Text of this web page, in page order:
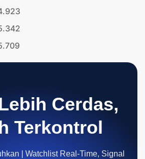
Cerdas,
Terkontrol
| Watchlist Real-Time, Signal